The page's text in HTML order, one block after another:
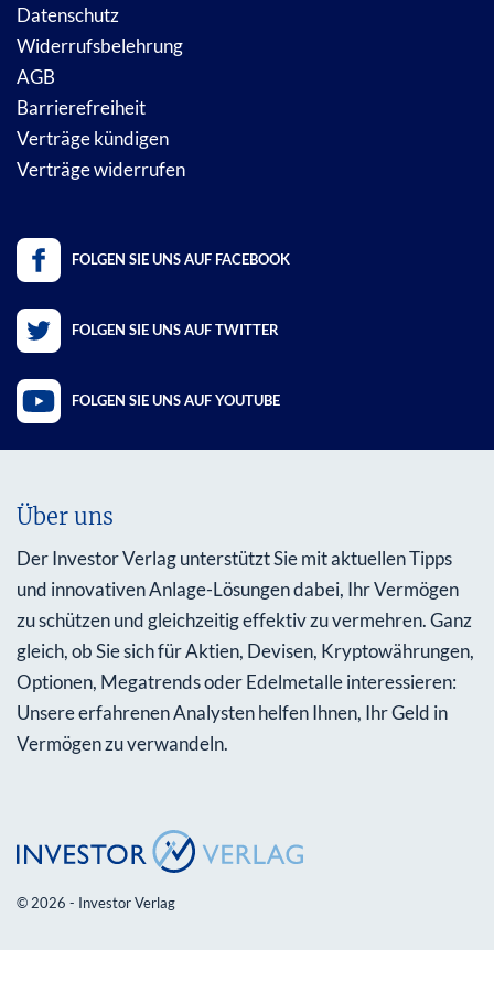
Datenschutz
Widerrufsbelehrung
AGB
Barrierefreiheit
Verträge kündigen
Verträge widerrufen
FOLGEN SIE UNS AUF FACEBOOK
FOLGEN SIE UNS AUF TWITTER
FOLGEN SIE UNS AUF YOUTUBE
Über uns
Der Investor Verlag unterstützt Sie mit aktuellen Tipps
und innovativen Anlage-Lösungen dabei, Ihr Vermögen
zu schützen und gleichzeitig effektiv zu vermehren. Ganz
gleich, ob Sie sich für Aktien, Devisen, Kryptowährungen,
Optionen, Megatrends oder Edelmetalle interessieren:
Unsere erfahrenen Analysten helfen Ihnen, Ihr Geld in
Vermögen zu verwandeln.
© 2026 - Investor Verlag